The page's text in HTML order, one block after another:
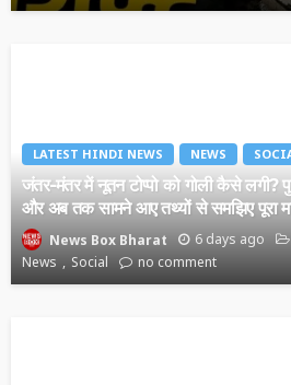
LATEST HINDI NEWS NEWS
जंतर-मंतर में नूतन टोप्पो को गोली कैसे लगी?
और अब तक सामने आए तथ्यों से समझिए पूरा
News Box Bharat 6 days ago
News
Social no comment